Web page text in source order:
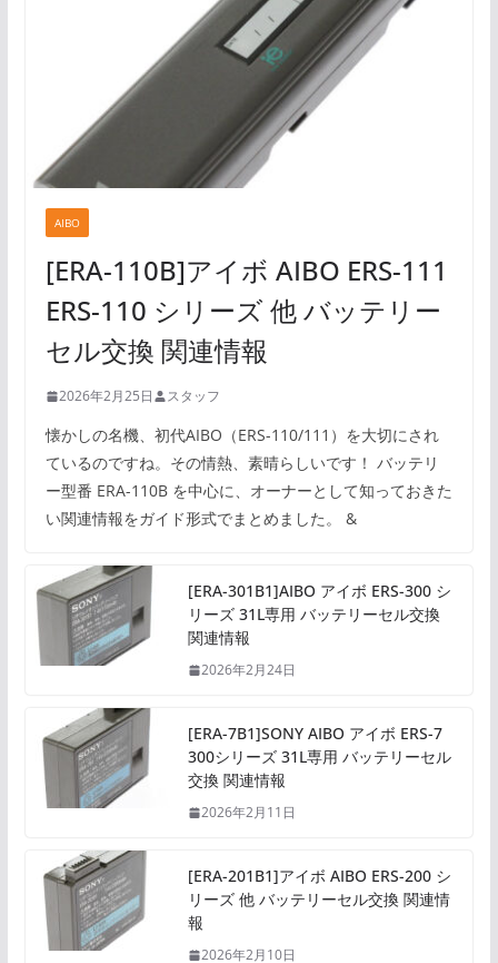
AIBO
[ERA-110B]アイボ AIBO ERS-111
ERS-110 シリーズ 他 バッテリー
セル交換 関連情報
2026年2月25日 スタッフ
懐かしの名機、初代AIBO（ERS-110/111）を大切にされ
ているのですね。その情熱、素晴らしいです！ バッテリ
ー型番 ERA-110B を中心に、オーナーとして知っておきた
い関連情報をガイド形式でまとめました。 &
[ERA-301B1]AIBO アイボ ERS-300 シ
リーズ 31L専用 バッテリーセル交換
関連情報
2026年2月24日
[ERA-7B1]SONY AIBO アイボ ERS-7
300シリーズ 31L専用 バッテリーセル
交換 関連情報
2026年2月11日
[ERA-201B1]アイボ AIBO ERS-200 シ
リーズ 他 バッテリーセル交換 関連情
報
2026年2月10日